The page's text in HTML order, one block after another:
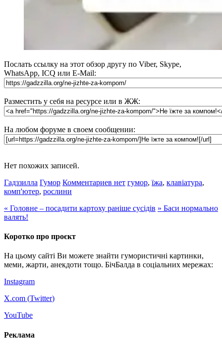
Послать ссылку на этот обзор другу по Viber, Skype,
WhatsApp, ICQ или E-Mail:
Разместить у себя на ресурсе или в ЖЖ:
На любом форуме в своем сообщении:
Нет похожих записей.
Гадззилла Гумор Комментариев нет гумор, їжа, клавіатура,
комп'ютер, рослини
« Головне – посадити картоху раніше сусідів » Баси нормально
валять!
Коротко про проєкт
На цьому сайті Ви можете знайти гумористичні картинки,
меми, жарти, анекдоти тощо. БічБалда в соціальних мережах:
Instagram
X.com (Twitter)
YouTube
Реклама